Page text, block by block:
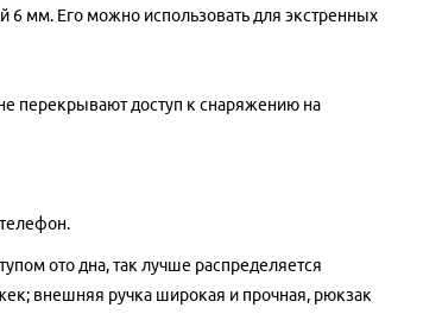
6 мм. Его можно использовать для экстренных
перекрывают доступ к снаряжению на
ото дна, так лучше распределяется
внешняя ручка широкая и прочная, рюкзак